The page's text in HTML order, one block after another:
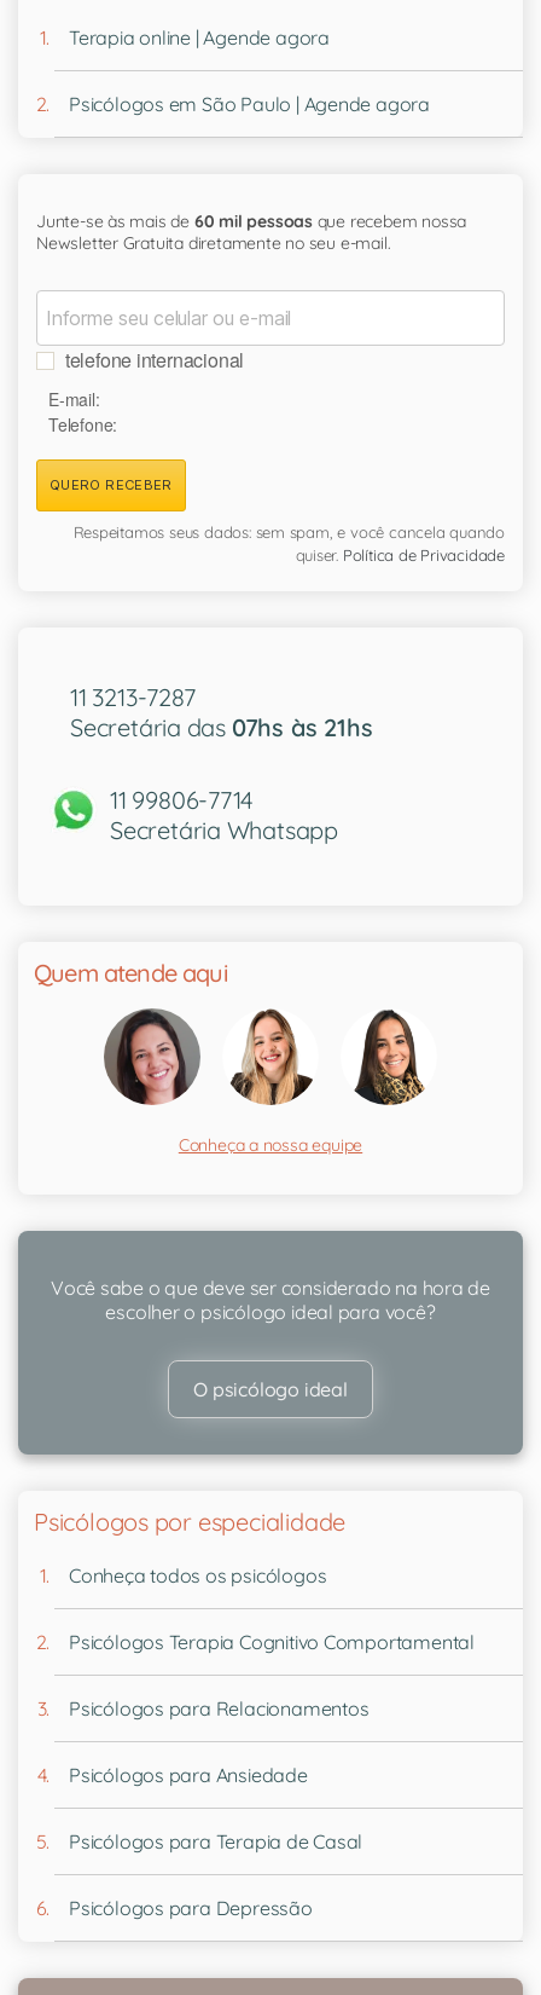
Terapia online | Agende agora
Psicólogos em São Paulo | Agende agora
Junte-se às mais de 60 mil pessoasque recebem nossa
Newsletter Gratuita diretamente no seu e-mail.
telefone internacional
E-mail:
Telefone:
QUERO RECEBER
Respeitamos seus dados: sem spam, e você cancela quando
quiser. Política de Privacidade
11 3213-7287
Secretária das 07hs às 21hs
11 99806-7714
Secretária Whatsapp
Quem atende aqui
Conheça a nossa equipe
Você sabe o que deve ser considerado na hora de
escolher o psicólogo ideal para você?
O psicólogo ideal
Psicólogos por especialidade
Conheça todos os psicólogos
Psicólogos Terapia Cognitivo Comportamental
Psicólogos para Relacionamentos
Psicólogos para Ansiedade
Psicólogos para Terapia de Casal
Psicólogos para Depressão